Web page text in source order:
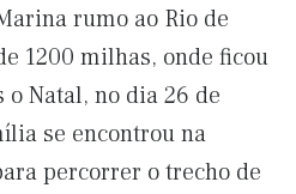
rumo ao Rio de
1200 milhas, onde ficou
Natal, no dia 26 de
se encontrou na
percorrer o trecho de